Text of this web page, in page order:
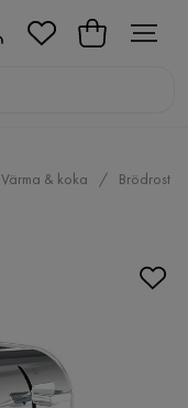
Värma & koka Brödrost